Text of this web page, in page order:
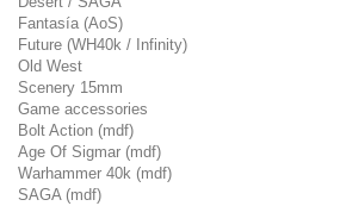
Fantasía (AoS)
Future (WH40k / Infinity)
Old West
Scenery 15mm
Game accessories
Bolt Action (mdf)
Age Of Sigmar (mdf)
Warhammer 40k (mdf)
SAGA (mdf)